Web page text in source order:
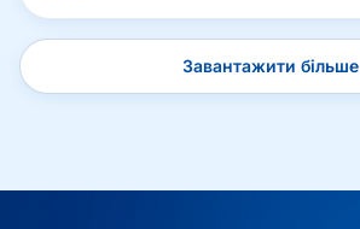
Завантажити більше